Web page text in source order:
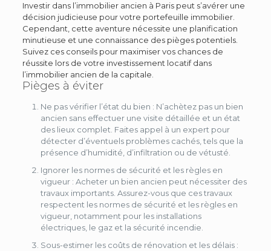
Investir dans l’immobilier ancien à Paris peut s’avérer une
décision judicieuse pour votre portefeuille immobilier.
Cependant, cette aventure nécessite une planification
minutieuse et une connaissance des pièges potentiels.
Suivez ces conseils pour maximiser vos chances de
réussite lors de votre investissement locatif dans
l’immobilier ancien de la capitale.
Pièges à éviter
Ne pasvérifier l’état du bien : N’achètez pas un bien
ancien sans effectuer une visite détaillée et un état
des lieux complet. Faites appel à un expert pour
détecter d’éventuels problèmes cachés, tels que la
présence d’humidité, d’infiltration ou de vétusté.
Ignorer les normes de sécurité et les règles en
vigueur: Acheter un bien ancien peut nécessiter des
travaux importants. Assurez-vous que ces travaux
respectent les normes de sécurité et les règles en
vigueur, notamment pour les installations
électriques, le gaz et la sécurité incendie.
Sous-estimer les coûts de rénovation et les délais: